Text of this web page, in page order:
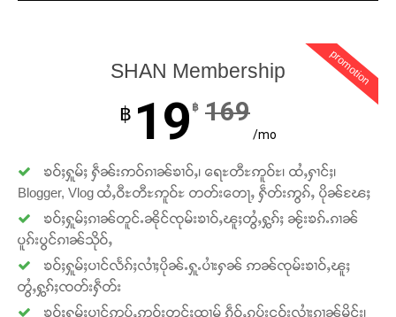
promotion
SHAN Membership
฿ 19 ฿ 169
/mo
ၶဝ်ႈႁူမ်ႈ ႁဵၼ်းဢဝ်ၵၢၼ်ၶၢဝ်ႇ၊ ရေႊတီႊဢူဝ်ႊ၊ ထႆႇႁၢင်ႈ၊
Blogger, Vlog ထႆႇဝီႊတီႊဢူဝ်ႊ တတ်းတေႃႇ ႁဵတ်းဢွၵ်ႇ ပိုၼ်ၽႄႈ
ၶဝ်ႈႁူမ်ႈၵၢၼ်တူင်ႉၼိုင်ၸုမ်းၶၢဝ်ႇၽူႈတွႆႇႁွၵ်ႈ ၼႂ်းၶၵ်ႉၵၢၼ်
ပူၵ်းပွင်ၵၢၼ်သိုဝ်ႇ
ၶဝ်ႈႁူမ်ႈပၢင်လႅၵ်ႈလၢႆႈပိုၼ်ႉႁူႉပၢႆးႁၼ် ဢၼ်ၸုမ်းၶၢဝ်ႇၽူႈ
တွႆႇႁွၵ်ႈၸတ်းႁဵတ်း
ၶဝ်ႈႁူမ်ႈပၢင်ဢုပ်ႇဢူဝ်းတွင်ႈထၢမ် ၵဵဝ်ႇၵပ်းငဝ်းလၢႆးၵၢၼ်မိူင်း၊